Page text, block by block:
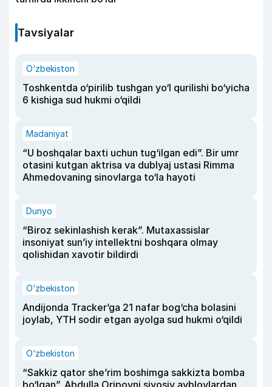
Tavsiyalar
O‘zbekiston
Toshkentda o‘pirilib tushgan yo‘l qurilishi bo‘yicha
6 kishiga sud hukmi o‘qildi
Madaniyat
“U boshqalar baxti uchun tug‘ilgan edi”. Bir umr
otasini kutgan aktrisa va dublyaj ustasi Rimma
Ahmedovaning sinovlarga to‘la hayoti
Dunyo
“Biroz sekinlashish kerak”. Mutaxassislar
insoniyat sun’iy intellektni boshqara olmay
qolishidan xavotir bildirdi
O‘zbekiston
Andijonda Tracker’ga 21 nafar bog‘cha bolasini
joylab, YTH sodir etgan ayolga sud hukmi o‘qildi
O‘zbekiston
“Sakkiz qator she’rim boshimga sakkizta bomba
bo‘lgan”. Abdulla Oripovni siyosiy ayblovlardan